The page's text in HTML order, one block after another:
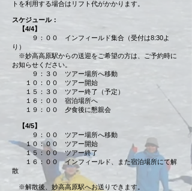
トを利用する場合はリフト代がかかります。
スケジュール：
【4/4】
９：００ インフィールド集合（受付は8:30よ
り）
※妙高高原駅からの送迎をご希望の方は、ご予約時に
お知らせください。
９：３０ ツアー場所へ移動
１０：００ ツアー開始
１５：３０ ツアー終了（予定）
１６：００ 宿泊場所へ
１９：００ 夕食後に懇親会
【4/5】
９：００ ツアー場所へ移動
１０：００ ツアー開始
１５：００ ツアー終了
１６：００ インフィールド、また宿泊場所にて解
散
※解散後、妙高高原駅へお送りできます。